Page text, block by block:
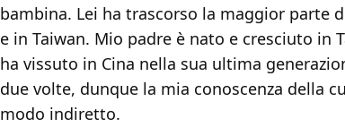
bambina. Lei ha trascorso la maggior parte
e in Taiwan. Mio padre è nato e cresciuto in
ha vissuto in Cina nella sua ultima
due volte, dunque la mia conoscenza della
modo indiretto.